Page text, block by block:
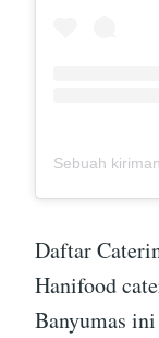
Daftar
Hanifood
Banyumas